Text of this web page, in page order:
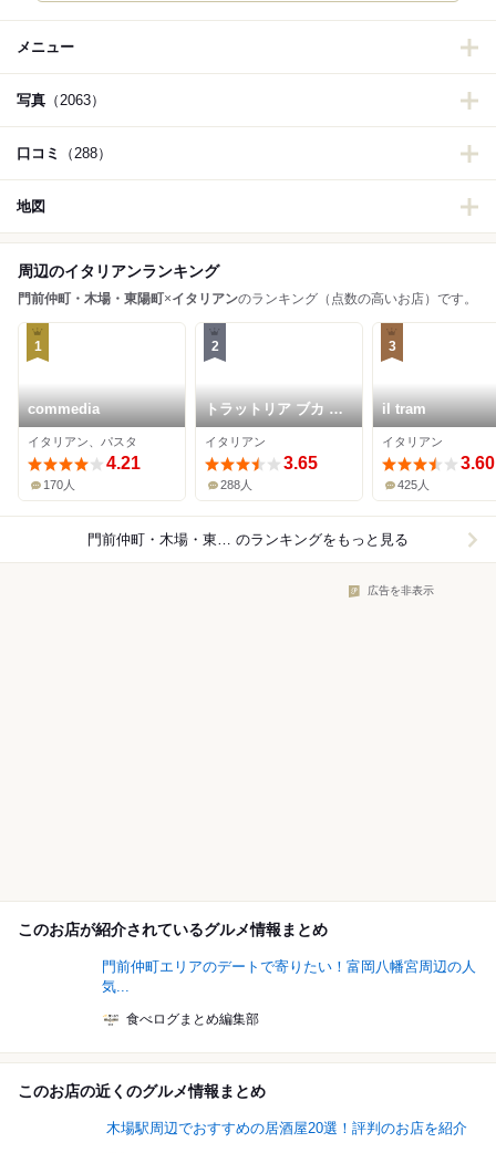
メニュー
写真 （2063）
口コミ （288）
地図
周辺のイタリアンランキング
門前仲町・木場・東陽町×イタリアンのランキング（点数の高いお店）です。
1
commedia
イタリアン、パスタ
4.21
170人
2
トラットリア ブカ マ
ッシモ
イタリアン
3.65
288人
3
il tram
イタリアン
3.60
425人
門前仲町・木場・東陽町×イタリアン のランキングをもっと見る
広告を非表示
このお店が紹介されているグルメ情報まとめ
門前仲町エリアのデートで寄りたい！富岡八幡宮周辺の人
気...
食べログまとめ編集部
このお店の近くのグルメ情報まとめ
木場駅周辺でおすすめの居酒屋20選！評判のお店を紹介